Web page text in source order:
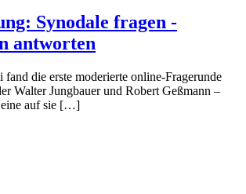
Synodale fragen -
antworten
fand die erste moderierte online-Fragerunde
Walter Jungbauer und Robert Geßmann –
eine auf sie […]